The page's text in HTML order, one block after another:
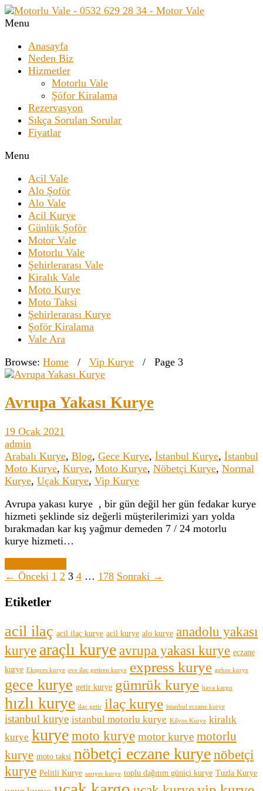
Menu
Anasayfa
Neden Biz
Hizmetler
Motorlu Vale
Şöfor Kiralama
Rezervasyon
Sıkça Sorulan Sorular
Fiyatlar
Menu
Acil Vale
Alo Şoför
Alo Vale
Acil Kurye
Günlük Şoför
Motor Vale
Motorlu Vale
Şehirlerarası Vale
Kiralık Vale
Moto Kurye
Moto Taksi
Şehirlerarası Kurye
Şoför Kiralama
Vale Ara
Browse: Home / Vip Kurye / Page 3
Avrupa Yakası Kurye
19 Ocak 2021
admin
Arabalı Kurye, Blog, Gece Kurye, İstanbul Kurye, İstanbul
Moto Kurye, Kurye, Moto Kurye, Nöbetçi Kurye, Normal
Kurye, Uçak Kurye, Vip Kurye
Avrupa yakası kurye , bir gün değil her gün fedakar kurye
hizmeti şeklinde siz değerli müşterilerimizi yarı yolda
bırakmadan kar kış yağmur demeden 7 / 24 motorlu
kurye hizmeti…
← Önceki 1 2 3 4 … 178 Sonraki →
Etiketler
acil ilaç acil ilaç kurye acil kurye alo kurye anadolu yakası
kurye araçlı kuryeavrupa yakası kurye eczane
kurye Ekspres kurye eve ilaç getiren kurye express kurye gebze kurye
gece kurye getir kurye gümrük kurye hava kargo
hızlı kurye ilaç getir ilaç kurye istanbul eczane kurye
istanbul kurye istanbul motorlu kurye Kilyos Kurye kiralık
kurye kuryemoto kurye motor kurye motorlu
kurye moto taksi nöbetçi eczane kuryenöbetçi
kurye Pelitli Kurye sarıyer kurye toplu dağıtım güniçi kurye Tuzla Kurye